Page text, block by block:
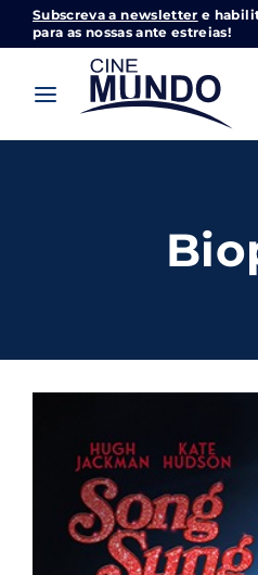
Subscreva a newsletter e
para as nossas ante estreias!
Cinemundo –
Login
Remember Me
By signing in, you